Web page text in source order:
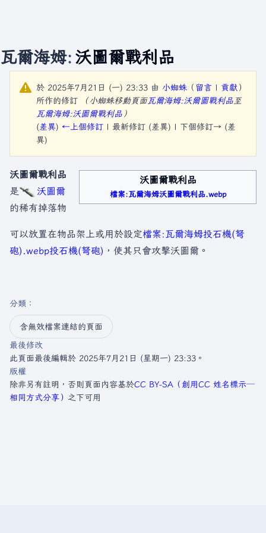
瓦爾海姆: 沃圖爾戰利品
於 2025年7月21日 (一) 23:33 由 小蜘蛛 （ 留言 | 貢獻 ）
所作的修訂
（小蜘蛛移動頁面瓦爾海姆:沃爾圖戰利品至
瓦爾海姆:沃圖爾戰利品 ）
(差異) ←上個修訂 | 最新修訂 (差異) | 下個修訂→ (差
異)
沃圖爾戰利品
檔案:瓦爾海姆沃圖爾戰利品.webp
沃圖爾戰利品
是
沃圖爾
的稀有掉落物
可以放置在物品架上或用於設定檔案:瓦爾海姆投石機(弩
砲).webp投石機(弩砲) ，使其只會攻擊沃圖爾。
分類 ：​
含無效檔案連結的頁面
最後修改
此頁面最後編輯於 2025年7月21日 (星期一) 23:33。
版權
除非另有註明，否則頁面內容基於CC BY-SA（創用CC 姓名標示─
相同方式分享） 之下可用